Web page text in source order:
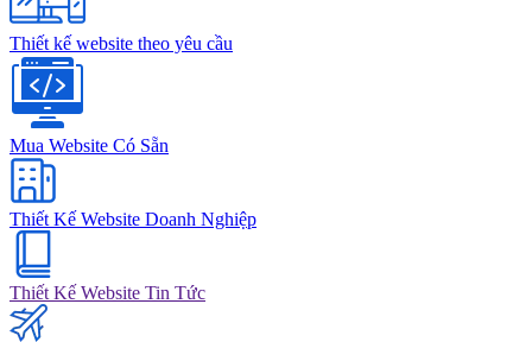
Thiết kế website theo yêu cầu
Mua Website Có Sẵn
Thiết Kế Website Doanh Nghiệp
Thiết Kế Website Tin Tức